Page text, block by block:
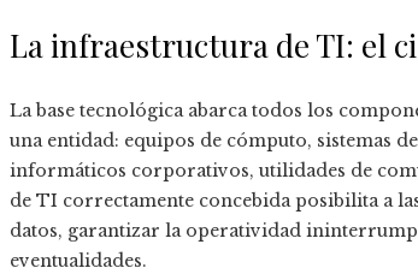
La infraestructura de TI: el
La base tecnológica abarca todos los
una entidad: equipos de cómputo, sistemas
informáticos corporativos, utilidades de
de TI correctamente concebida posibilita a
datos, garantizar la operatividad
eventualidades.